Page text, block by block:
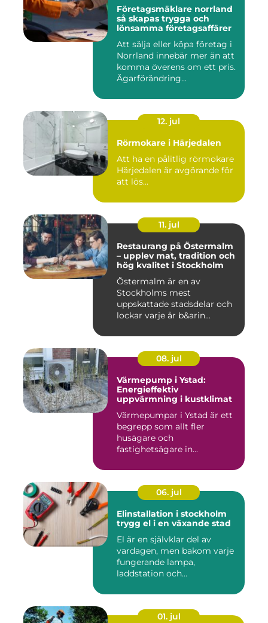
Företagsmäklare norrland
så skapas trygga och
lönsamma företagsaffärer
Att sälja eller köpa företag i
Norrland innebär mer än att
komma överens om ett pris.
Ägarförändring...
12. jul
Rörmokare i Härjedalen
Att ha en pålitlig rörmokare
Härjedalen är avgörande för
att lös...
11. jul
Restaurang på Östermalm
– upplev mat, tradition och
hög kvalitet i Stockholm
Östermalm är en av
Stockholms mest
uppskattade stadsdelar och
lockar varje år b&arin...
08. jul
Värmepump i Ystad:
Energieffektiv
uppvärmning i kustklimat
Värmepumpar i Ystad är ett
begrepp som allt fler
husägare och
fastighetsägare in...
06. jul
Elinstallation i stockholm
trygg el i en växande stad
El är en självklar del av
vardagen, men bakom varje
fungerande lampa,
laddstation och
01. jul